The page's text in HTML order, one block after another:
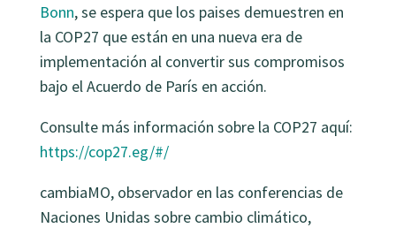
Bonn, se espera que los paises demuestren en
la COP27 que están en una nueva era de
implementación al convertir sus compromisos
bajo el Acuerdo de París en acción.
Consulte más información sobre la COP27 aquí:
https://cop27.eg/#/
cambiaMO, observador en las conferencias de
Naciones Unidas sobre cambio climático,